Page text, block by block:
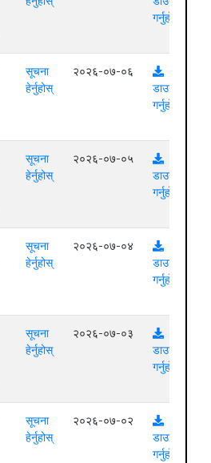
गर्नुहोस्
सूचना
हेर्नुहोस्
२०२६-०७-०६
डाउनलोड
गर्नुहोस्
सूचना
हेर्नुहोस्
२०२६-०७-०५
डाउनलोड
गर्नुहोस्
सूचना
हेर्नुहोस्
२०२६-०७-०४
डाउनलोड
गर्नुहोस्
सूचना
हेर्नुहोस्
२०२६-०७-०३
डाउनलोड
गर्नुहोस्
सूचना
हेर्नुहोस्
२०२६-०७-०२
डाउनलोड
गर्नुहोस्